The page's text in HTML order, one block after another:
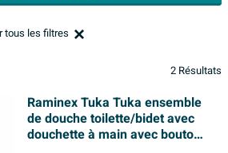
tous les filtres
2 Résultats
Raminex Tuka Tuka ensemble
de douche toilette/bidet avec
douchette à main avec bouton